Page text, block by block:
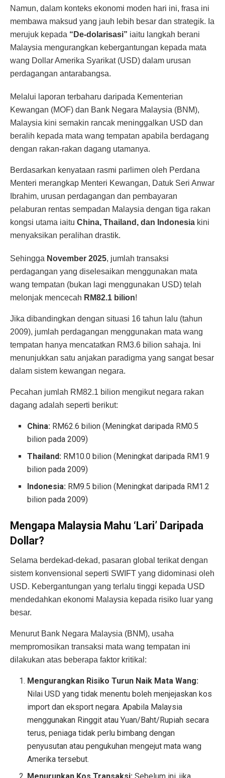
Namun, dalam konteks ekonomi moden hari ini, frasa ini
membawa maksud yang jauh lebih besar dan strategik. Ia
merujuk kepada “De-dolarisasi” iaitu langkah berani
Malaysia mengurangkan kebergantungan kepada mata
wang Dollar Amerika Syarikat (USD) dalam urusan
perdagangan antarabangsa.
Melalui laporan terbaharu daripada Kementerian
Kewangan (MOF) dan Bank Negara Malaysia (BNM),
Malaysia kini semakin rancak meninggalkan USD dan
beralih kepada mata wang tempatan apabila berdagang
dengan rakan-rakan dagang utamanya.
Berdasarkan kenyataan rasmi parlimen oleh Perdana
Menteri merangkap Menteri Kewangan, Datuk Seri Anwar
Ibrahim, urusan perdagangan dan pembayaran
pelaburan rentas sempadan Malaysia dengan tiga rakan
kongsi utama iaitu China, Thailand, dan Indonesia kini
menyaksikan peralihan drastik.
Sehingga November 2025, jumlah transaksi
perdagangan yang diselesaikan menggunakan mata
wang tempatan (bukan lagi menggunakan USD) telah
melonjak mencecah RM82.1 bilion!
Jika dibandingkan dengan situasi 16 tahun lalu (tahun
2009), jumlah perdagangan menggunakan mata wang
tempatan hanya mencatatkan RM3.6 bilion sahaja. Ini
menunjukkan satu anjakan paradigma yang sangat besar
dalam sistem kewangan negara.
Pecahan jumlah RM82.1 bilion mengikut negara rakan
dagang adalah seperti berikut:
China: RM62.6 bilion (Meningkat daripada RM0.5
bilion pada 2009)
Thailand: RM10.0 bilion (Meningkat daripada RM1.9
bilion pada 2009)
Indonesia: RM9.5 bilion (Meningkat daripada RM1.2
bilion pada 2009)
Mengapa Malaysia Mahu ‘Lari’ Daripada
Dollar?
Selama berdekad-dekad, pasaran global terikat dengan
sistem konvensional seperti SWIFT yang didominasi oleh
USD. Kebergantungan yang terlalu tinggi kepada USD
mendedahkan ekonomi Malaysia kepada risiko luar yang
besar.
Menurut Bank Negara Malaysia (BNM), usaha
mempromosikan transaksi mata wang tempatan ini
dilakukan atas beberapa faktor kritikal:
Mengurangkan Risiko Turun Naik Mata Wang:
Nilai USD yang tidak menentu boleh menjejaskan kos
import dan eksport negara. Apabila Malaysia
menggunakan Ringgit atau Yuan/Baht/Rupiah secara
terus, peniaga tidak perlu bimbang dengan
penyusutan atau pengukuhan mengejut mata wang
Amerika tersebut.